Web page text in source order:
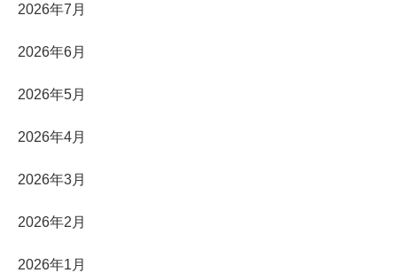
2026年7月
2026年6月
2026年5月
2026年4月
2026年3月
2026年2月
2026年1月